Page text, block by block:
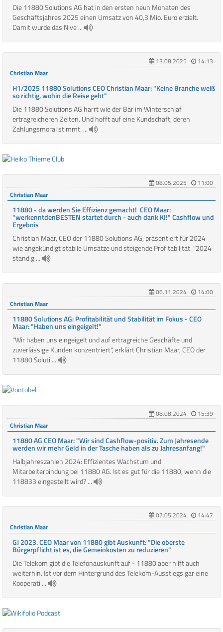
Die 11880 Solutions AG hat in den ersten neun Monaten des
Geschäftsjahres 2025 einen Umsatz von 40,3 Mio. Euro erzielt.
Damit wurde das Nive ...
13.08.2025
14:13
Christian Maar
H1/2025 11880 Solutions CEO Christian Maar: "Keine Branche weiß
so richtig, wohin die Reise geht"
Die 11880 Solutions AG harrt wie der Bär im Winterschlaf
ertragreicheren Zeiten. Und hofft auf eine Kundschaft, deren
Zahlungsmoral stimmt. ...
08.05.2025
11:00
Christian Maar
11880 - da werden Sie Effizienz gemacht! CEO Maar:
"werkenntdenBESTEN startet durch - auch dank KI!" Cashflow und
Ergebnis
Christian Maar, CEO der 11880 Solutions AG, präsentiert für 2024
wie angekündigt stabile Umsätze und steigende Profitabilität. "2024
stand g ...
06.11.2024
14:00
Christian Maar
11880 Solutions AG: Profitabilität und Stabilität im Fokus - CEO
Maar: "Haben uns eingeigelt!"
"Wir haben uns eingeigelt und auf ertragreiche Geschäfte und
zuverlässige Kunden konzentriert", erklärt Christian Maar, CEO der
11880 Soluti ...
08.08.2024
15:39
Christian Maar
11880 AG CEO Maar: "Wir sind Cashflow-positiv. Zum Jahresende
werden wir mehr Geld in der Tasche haben als zu Jahresanfang!"
Halbjahreszahlen 2024: Effizientes Wachstum und
Mitarbeiterbindung bei 11880 AG. Ist es gut für die 11880, wenn die
118833 eingestellt wird? ...
07.05.2024
14:47
Christian Maar
GJ 2023. CEO Maar von 11880 gibt Auskunft: "Die oberste
Bürgerpflicht ist es, die Gemeinkosten zu reduzieren"
Die Telekom gibt die Telefonauskunft auf - 11880 aber hilft auch
weiterhin. Ist vor dem Hintergrund des Telekom-Ausstiegs gar eine
Kooperati ...